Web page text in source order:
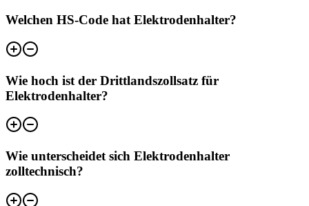
Welchen HS-Code hat Elektrodenhalter?
Wie hoch ist der Drittlandszollsatz für
Elektrodenhalter?
Wie unterscheidet sich Elektrodenhalter
zolltechnisch?